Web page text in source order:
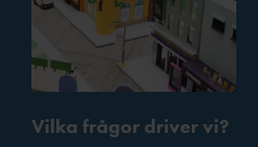
Vilka frågor driver vi?